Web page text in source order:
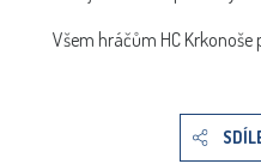
Všem hráčům HC Krkonoše